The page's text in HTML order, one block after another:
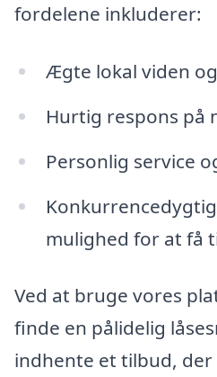
fordelene inkluderer:
Ægte lokal viden
Hurtig respons på
Personlig service
mulighed for at få
Ved at bruge vores
finde en pålidelig
indhente et tilbud, der